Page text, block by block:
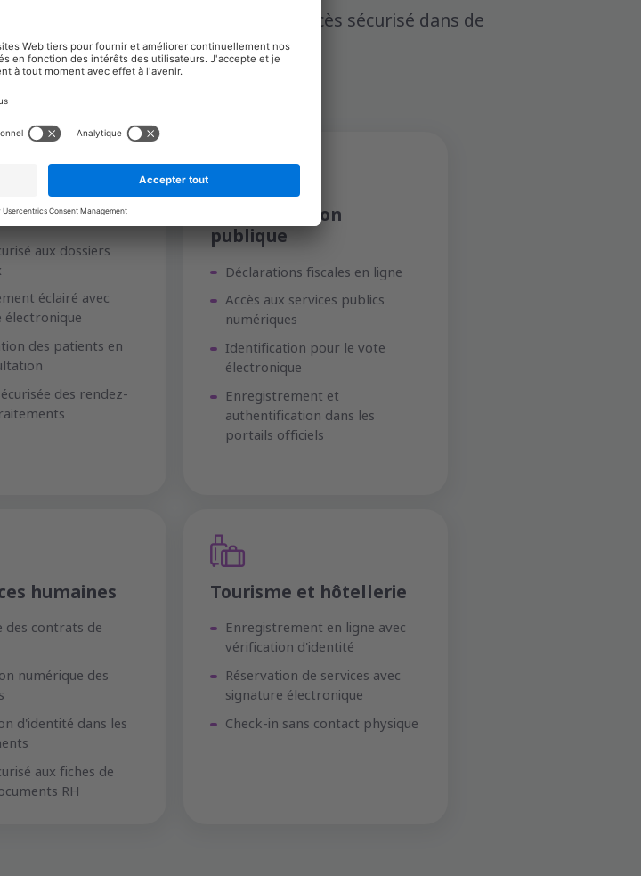
de signature et d’accès sécurisé dans de
secteurs.
de la santé
aux dossiers
éclairé avec
électronique
des patients en
des rendez-
Administration
publique
Déclarations fiscales en ligne
Accès aux services publics
numériques
Identification pour le vote
électronique
Enregistrement et
authentification dans les
portails officiels
humaines
des contrats de
numérique des
d'identité dans les
aux fiches de
RH
Tourisme et hôtellerie
Enregistrement en ligne avec
vérification d'identité
Réservation de services avec
signature électronique
Check-in sans contact physique